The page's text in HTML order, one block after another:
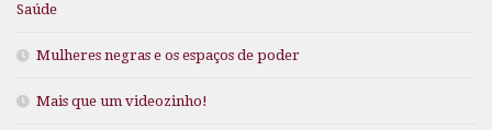
Saúde
Mulheres negras e os espaços de poder
Mais que um videozinho!